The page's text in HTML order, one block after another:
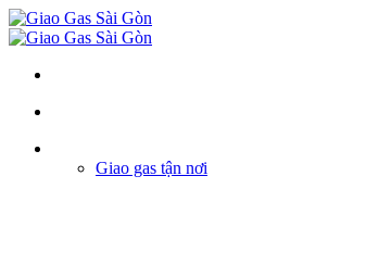
Giao gas tận nơi